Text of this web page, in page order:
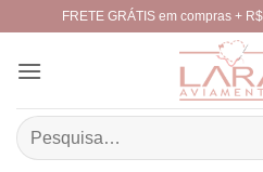
content
FRETE GRÁTIS em compras +
Pesquisar
por: